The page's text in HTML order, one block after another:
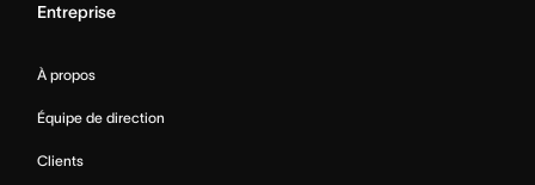
Entreprise
À propos
Équipe de direction
Clients